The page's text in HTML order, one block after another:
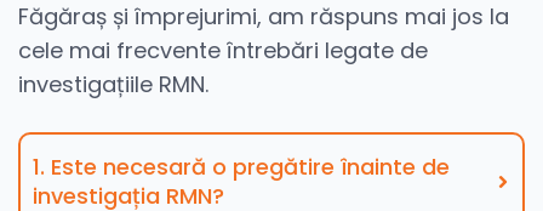
Făgăraș și împrejurimi, am răspuns mai jos la
cele mai frecvente întrebări legate de
investigațiile RMN.
1. Este necesară o pregătire înainte de
investigația RMN?